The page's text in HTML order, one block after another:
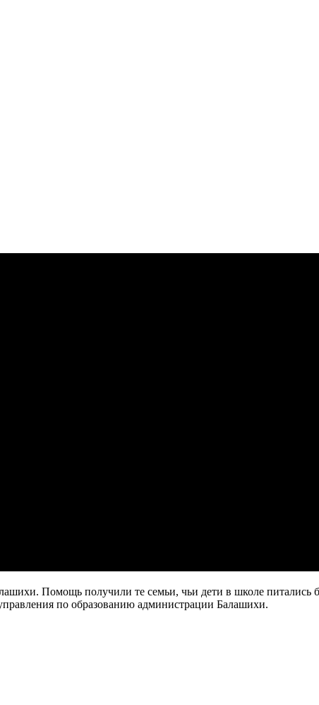
Помощь получили те семьи, чьи дети в школе питались
по образованию администрации Балашихи.